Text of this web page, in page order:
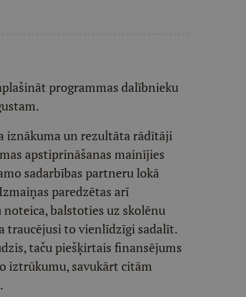
programmas dalībnieku
iznākuma un rezultāta rādītāji
apstiprināšanas mainījies
sadarbības partneru lokā
paredzētas arī
balstoties uz skolēnu
traucējusi to vienlīdzīgi sadalīt.
taču piešķirtais finansējums
iztrūkumu, savukārt citām